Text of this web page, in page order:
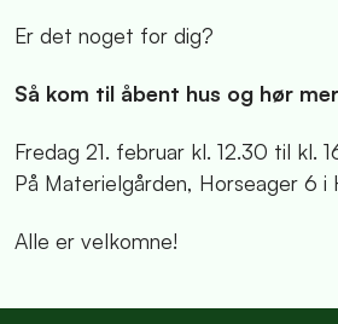
Er det noget for dig?
Så kom til åbent hus og hør
Fredag 21. februar kl. 12.30 til kl.
På Materielgården, Horseager 6 i
Alle er velkomne!